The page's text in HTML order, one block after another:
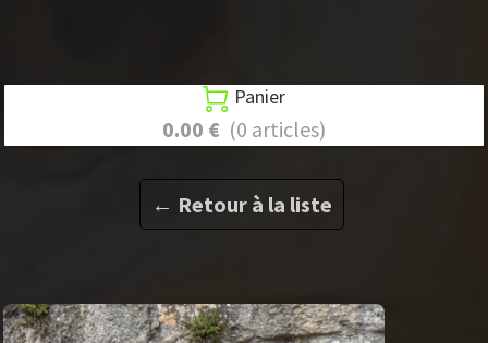
 Panier
0.00 € (0 articles)
← Retour à la liste